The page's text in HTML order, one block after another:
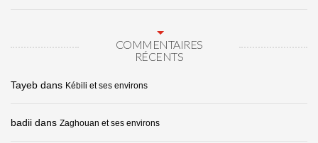
COMMENTAIRES
RÉCENTS
Tayeb dans Kébili et ses environs
badii dans Zaghouan et ses environs